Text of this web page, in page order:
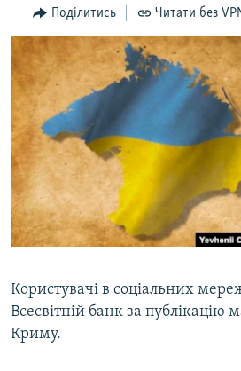
Перейти
до
пошуку
ПОГЛЯД
ІНТЕРВ'Ю
ВСЕ ЗА ДЕНЬ
СПЕЦПРОЕКТИ
ДЕПОРТАЦІЯ
ВІДЕОУРОКИ «ELIFBE»
СВІДЧЕННЯ ОКУПАЦІЇ
УКРАЇНСЬКА ПРОБЛЕМА КРИМУ
ЯК ОБІЙТИ БЛОКУВАННЯ
Русский
Qırımtatar
Поділитись Читати без
Користувачі в соціальних
Всесвітній банк за публікацію
Криму.